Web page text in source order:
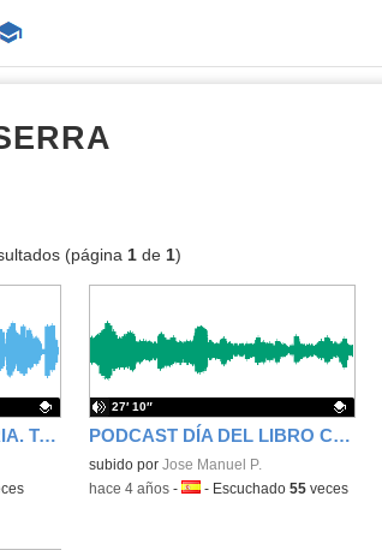
(página 1de 1)
VOZ CUÑA PUBLICITARIA. TAREA 3. RADIO ESCOLAR PODCAST DÍA DEL LIBRO CEIP FRAY JUNÍPERO SERRA
Contenido educativo.
subido por Jose Manuel P.
27′ 10″
-hace 4 años- Idioma:
- Escuchado 55veces